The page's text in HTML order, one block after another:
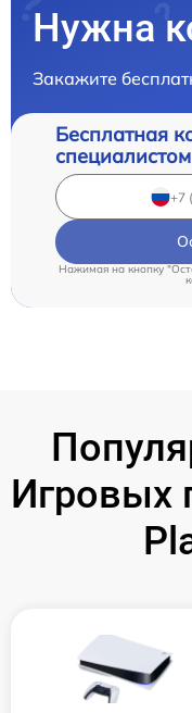
Нужна
Закажите
Бесплатная
специалистом
Нажимая на кнопку
Игровых